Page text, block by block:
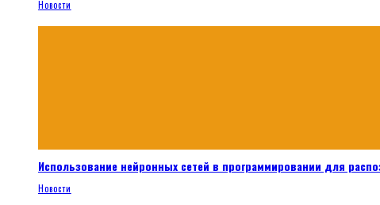
Новости
Использование нейронных сетей в программировании для
Новости